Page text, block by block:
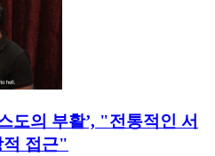
도의 부활’, "전통적인 서
적 접근"